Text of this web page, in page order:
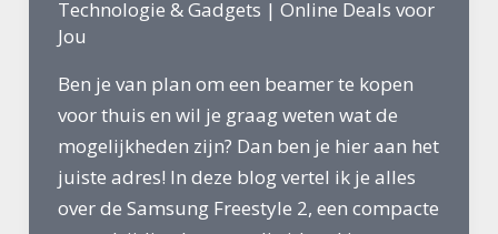
bespaart
Technologie & Gadgets | Online Deals voor
Jou
Ben je van plan om een beamer te kopen
voor thuis en wil je graag weten wat de
mogelijkheden zijn? Dan ben je hier aan het
juiste adres! In deze blog vertel ik je alles
over de Samsung Freestyle 2, een compacte